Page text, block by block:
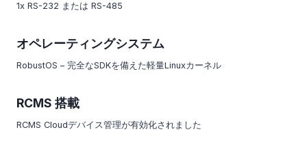
1x RS-232 または RS-485
オペレーティングシステム
RobustOS – 完全なSDKを備えた軽量Linuxカーネル
RCMS 搭載
RCMS Cloudデバイス管理が有効化されました